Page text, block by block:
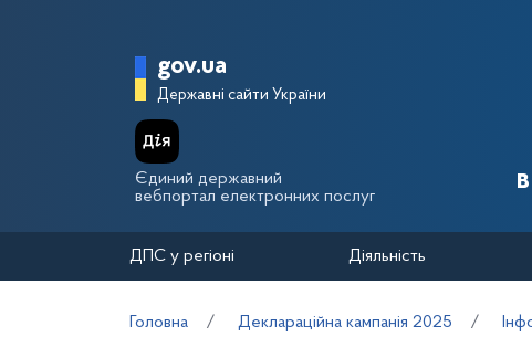
Головна сторінка
gov.ua
Державні сайти України
Єдиний державний
вебпортал електронних послуг
ДПС у регіоні Діяльність
Головна Деклараційна кампанія 2025